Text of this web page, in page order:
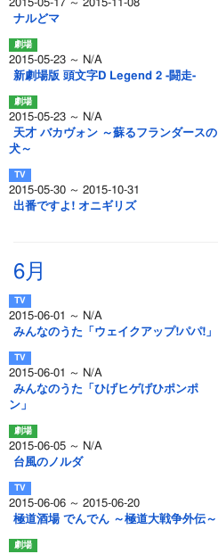
2015-05-17 ～ 2015-11-08
ナルどマ
2015-05-23 ～ N/A
新劇場版 頭文字D Legend 2 -闘走-
2015-05-23 ～ N/A
天才 バカヴォン ～蘇るフランダースの
犬～
2015-05-30 ～ 2015-10-31
出番ですよ! オニギリズ
6月
2015-06-01 ～ N/A
みんなのうた「ウェイクアップ!パパ!」
2015-06-01 ～ N/A
みんなのうた「ひげヒゲげひポンポ
ン」
2015-06-05 ～ N/A
台風のノルダ
2015-06-06 ～ 2015-06-20
極道酒場 でんでん ～極道大戦争外伝～